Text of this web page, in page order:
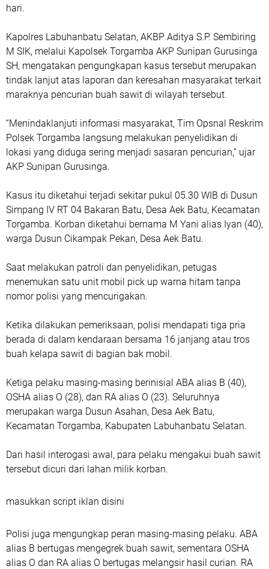
hari.
Kapolres Labuhanbatu Selatan, AKBP Aditya S.P. Sembiring
M SIK, melalui Kapolsek Torgamba AKP Sunipan Gurusinga
SH, mengatakan pengungkapan kasus tersebut merupakan
tindak lanjut atas laporan dan keresahan masyarakat terkait
maraknya pencurian buah sawit di wilayah tersebut.
“Menindaklanjuti informasi masyarakat, Tim Opsnal Reskrim
Polsek Torgamba langsung melakukan penyelidikan di
lokasi yang diduga sering menjadi sasaran pencurian,” ujar
AKP Sunipan Gurusinga.
Kasus itu diketahui terjadi sekitar pukul 05.30 WIB di Dusun
Simpang IV RT 04 Bakaran Batu, Desa Aek Batu, Kecamatan
Torgamba. Korban diketahui bernama M Yani alias Iyan (40),
warga Dusun Cikampak Pekan, Desa Aek Batu.
Saat melakukan patroli dan penyelidikan, petugas
menemukan satu unit mobil pick up warna hitam tanpa
nomor polisi yang mencurigakan.
Ketika dilakukan pemeriksaan, polisi mendapati tiga pria
berada di dalam kendaraan bersama 16 janjang atau tros
buah kelapa sawit di bagian bak mobil.
Ketiga pelaku masing-masing berinisial ABA alias B (40),
OSHA alias O (28), dan RA alias O (23). Seluruhnya
merupakan warga Dusun Asahan, Desa Aek Batu,
Kecamatan Torgamba, Kabupaten Labuhanbatu Selatan.
Dari hasil interogasi awal, para pelaku mengakui buah sawit
tersebut dicuri dari lahan milik korban.
masukkan script iklan disini
Polisi juga mengungkap peran masing-masing pelaku. ABA
alias B bertugas mengegrek buah sawit, sementara OSHA
alias O dan RA alias O bertugas melangsir hasil curian. RA